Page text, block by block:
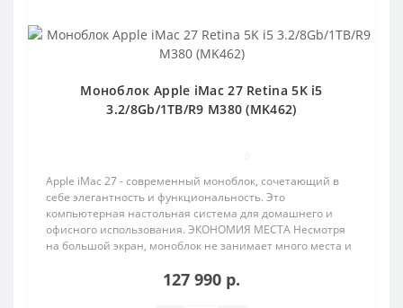
Моноблок Apple iMac 27 Retina 5K i5
3.2/8Gb/1TB/R9 M380 (MK462)
Apple iMac 27 - современный моноблок, сочетающий в
себе элегантность и функциональность. Это
компьютерная настольная система для домашнего и
офисного использования. ЭКОНОМИЯ МЕСТА Несмотря
на большой экран, моноблок не занимает много места и
127 990 р.